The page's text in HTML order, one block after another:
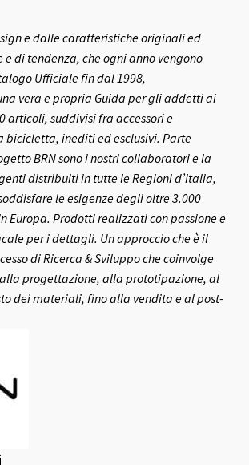
e dalle caratteristiche originali ed
e di tendenza, che ogni anno vengono
Ufficiale fin dal 1998,
vera e propria Guida per gli addetti ai
articoli, suddivisi fra accessori e
bicicletta, inediti ed esclusivi. Parte
BRN sono i nostri collaboratori e la
distribuiti in tutte le Regioni d’Italia,
le esigenze degli oltre 3.000
Europa. Prodotti realizzati con passione e
per i dettagli. Un approccio che è il
di Ricerca & Sviluppo che coinvolge
progettazione, alla prototipazione, al
dei materiali, fino alla vendita e al post-